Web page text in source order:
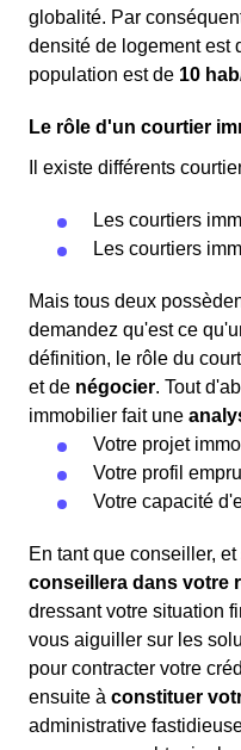
globalité. Par
densité de logement est
population est de 10
Le rôle d'un courtier
Il existe différents
Les courtiers
Les courtiers
Mais tous deux
demandez qu'est ce
définition, le rôle du
et de négocier. Tout
immobilier fait une
Votre projet
Votre profil
Votre capacité
En tant que conseiller,
conseillera dans votre
dressant votre situation
vous aiguiller sur les
pour contracter votre
ensuite à constituer
administrative